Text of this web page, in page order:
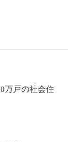
万戸の社会住